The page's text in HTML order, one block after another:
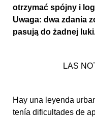
otrzymać spójny i
Uwaga: dwa zdania
pasują do żadnej
LAS
Hay una leyenda
tenía dificultades de